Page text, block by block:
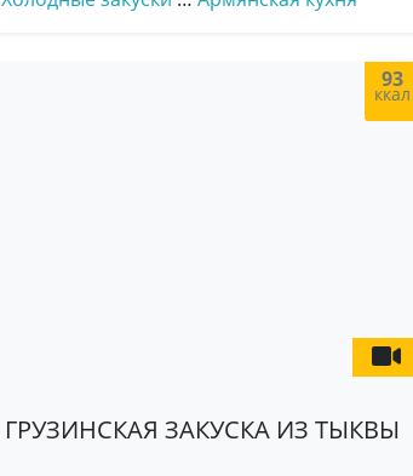
93
ккал
ГРУЗИНСКАЯ ЗАКУСКА ИЗ ТЫКВЫ